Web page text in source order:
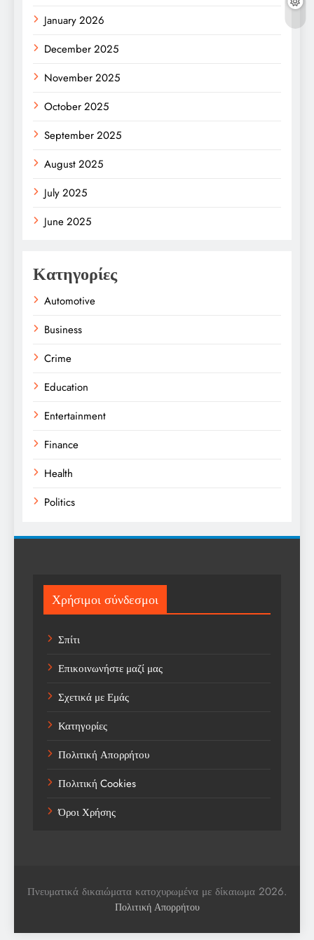
January 2026
December 2025
November 2025
October 2025
September 2025
August 2025
July 2025
June 2025
Κατηγορίες
Automotive
Business
Crime
Education
Entertainment
Finance
Health
Politics
Sports
Technology
Trending
Weather
Αγορά
Αγορά Εργασίας
Αγροτικά Νέα
Αεροπορία
Αθλήματα
Αθλητικές Βιογραφίες
Χρήσιμοι σύνδεσμοι
Σπίτι
Επικοινωνήστε μαζί μας
Σχετικά με Εμάς
Κατηγορίες
Πολιτική Απορρήτου
Πολιτική Cookies
Όροι Χρήσης
Πνευματικά δικαιώματα κατοχυρωμένα με δίκαιωμα 2026.
Πολιτική Απορρήτου